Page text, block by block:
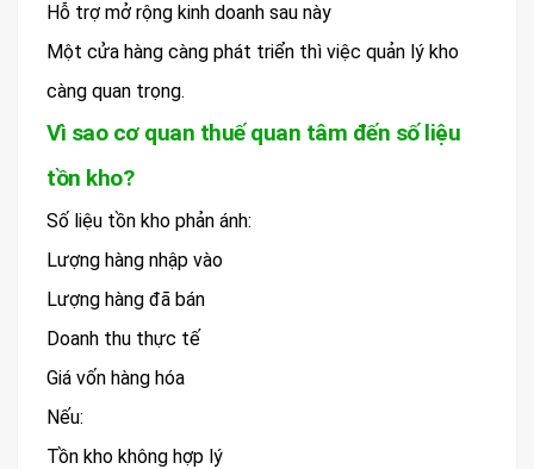
Hỗ trợ mở rộng kinh doanh sau này
Một cửa hàng càng phát triển thì việc quản lý kho
càng quan trọng.
Vì sao cơ quan thuế quan tâm đến số liệu
tồn kho?
Số liệu tồn kho phản ánh:
Lượng hàng nhập vào
Lượng hàng đã bán
Doanh thu thực tế
Giá vốn hàng hóa
Nếu:
Tồn kho không hợp lý